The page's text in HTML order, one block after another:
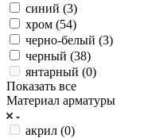
синий (3)
хром (54)
черно-белый (3)
черный (38)
янтарный (0)
Показать все
Материал арматуры
акрил (0)